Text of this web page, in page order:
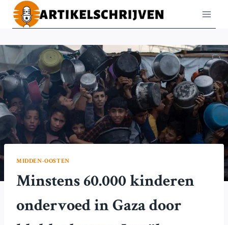
Doorgaan
naar
MIDDEN-OOSTEN
Minstens 60.000 kinderen
ondervoed in Gaza door